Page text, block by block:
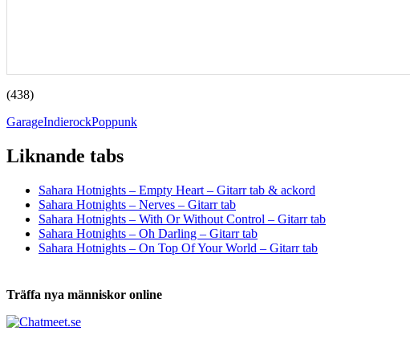
(438)
GarageIndierockPoppunk
Liknande tabs
Sahara Hotnights – Empty Heart – Gitarr tab & ackord
Sahara Hotnights – Nerves – Gitarr tab
Sahara Hotnights – With Or Without Control – Gitarr tab
Sahara Hotnights – Oh Darling – Gitarr tab
Sahara Hotnights – On Top Of Your World – Gitarr tab
Träffa nya människor online